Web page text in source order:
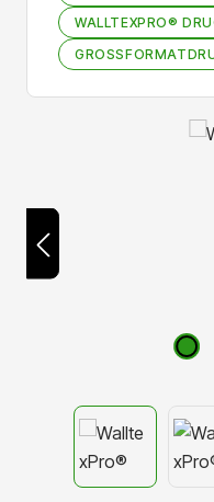
WALLTEXPRO®
Bildergalerie